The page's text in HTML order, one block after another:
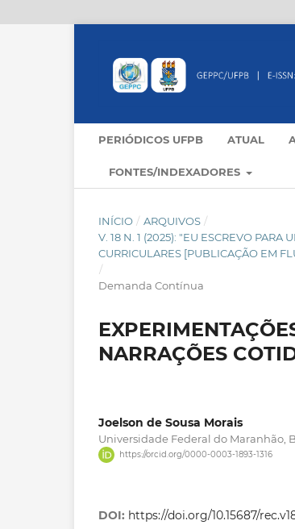
PERIÓDICOS UFPB ATUAL
FONTES/INDEXADORES
INÍCIO / ARQUIVOS /
V. 18 N. 1 (2025): "EU ESCREVO
CURRICULARES [PUBLICAÇÃO EM
/
Demanda Contínua
NARRAÇÕES
Joelson de Sousa Morais
Universidade Federal do Maranhão,
https://orcid.org/0000-0003-1893-1316
DOI: https://doi.org/10.15687/